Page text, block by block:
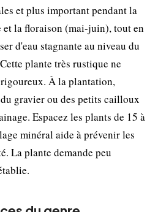
et plus important pendant la
et la floraison (mai-juin), tout en
d'eau stagnante au niveau du
plante très rustique ne
À la plantation,
gravier ou des petits cailloux
Espacez les plants de 15 à
minéral aide à prévenir les
La plante demande peu